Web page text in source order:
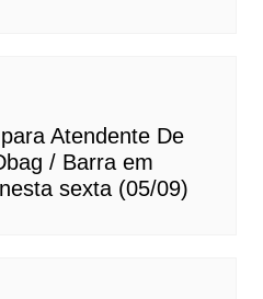
Atendente De
/ Barra em
sexta (05/09)